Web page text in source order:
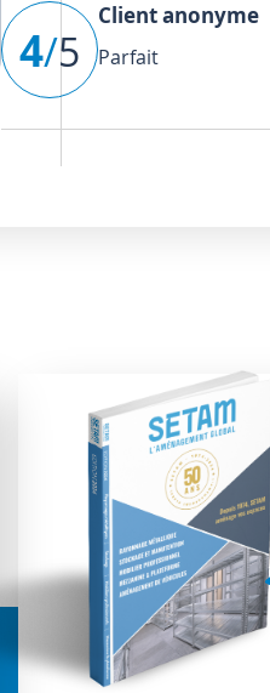
4/5
Client anonyme
Parfait